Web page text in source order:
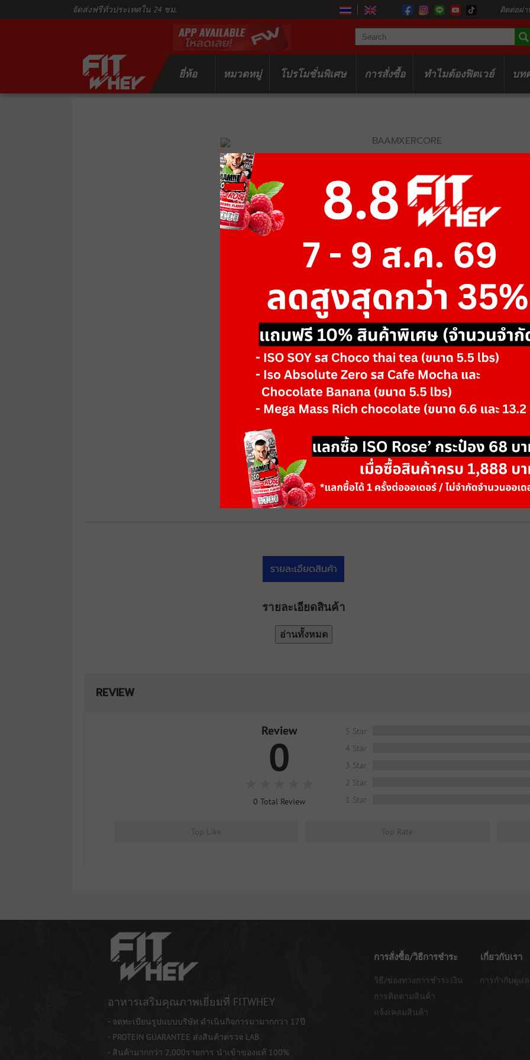
จัดส่งฟรีทั่วประเทศใน 24 ชม. ติดต่อผ่า
ยี่ห้อ หมวดหมู่ โปรโมชั่นพิเศษ การสั่งซื้อ ทำไมต้องฟิตเวย์ บท
BAAMXERCORE
T1022A
฿37,700 ฿58,000
ขนาด
รสชาติ/ตัวเลือก Brown Flame &
Silver Frame &
+
วันหมดอายุ: 06/28
เพิ่มลงตะกร้า
รายละเอียดสินค้า
รายละเอียดสินค้า
อ่านทั้งหมด
REVIEW
Review
0
0 Total Review
5 Star
4 Star
3 Star
2 Star
1 Star
Top Like Top Rate
อาหารเสริมคุณภาพเยี่ยมที่ FITWHEY
- จดทะเบียนรูปแบบบริษัท ดำเนินกิจการมามากกว่า 17ปี
- PROTEIN GUARANTEE ส่งสินค้าตรวจ LAB
- สินค้ามากกว่า 2,000รายการ นำเข้าของแท้ 100%
การสั่งซื้อ/วิธีการชำระ เกี่ยวกับเรา
วิธี/ช่องทางการชำระเงิน
การติดตามสินค้า
แจ้งเคลมสินค้า
การกำกับดูแ